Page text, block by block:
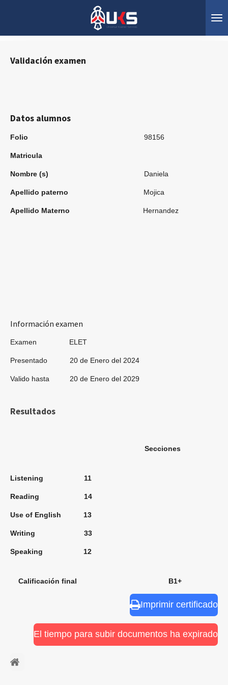
Validación examen
Datos alumnos
Folio 98156
Matricula
Nombre (s) Daniela
Apellido paterno Mojica
Apellido Materno Hernandez
Información examen
Examen ELET
Presentado 20 de Enero del 2024
Valido hasta 20 de Enero del 2029
Resultados
Secciones
Listening 11
Reading 14
Use of English 13
Writing 33
Speaking 12
Calificación final B1+
Imprimir certificado
El tiempo para subir documentos ha expirado
⠀ㅤ